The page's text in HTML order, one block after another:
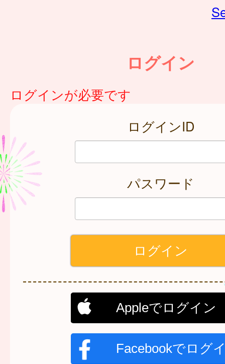
ログイン
ログインが必要です
ログインID
パスワード
Appleでログイン
Facebookでログ